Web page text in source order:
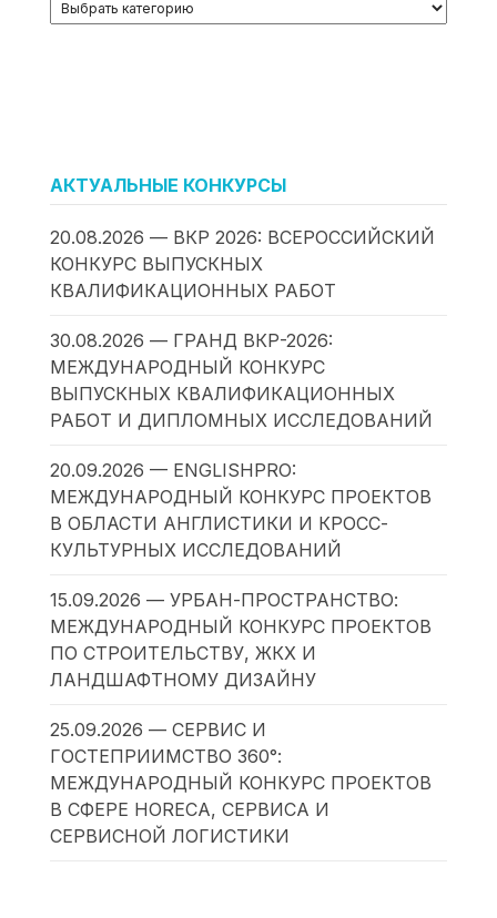
АКТУАЛЬНЫЕ КОНКУРСЫ
20.08.2026 — ВКР 2026: ВСЕРОССИЙСКИЙ
КОНКУРС ВЫПУСКНЫХ
КВАЛИФИКАЦИОННЫХ РАБОТ
30.08.2026 — ГРАНД ВКР-2026:
МЕЖДУНАРОДНЫЙ КОНКУРС
ВЫПУСКНЫХ КВАЛИФИКАЦИОННЫХ
РАБОТ И ДИПЛОМНЫХ ИССЛЕДОВАНИЙ
20.09.2026 — ENGLISHPRO:
МЕЖДУНАРОДНЫЙ КОНКУРС ПРОЕКТОВ
В ОБЛАСТИ АНГЛИСТИКИ И КРОСС-
КУЛЬТУРНЫХ ИССЛЕДОВАНИЙ
15.09.2026 — УРБАН-ПРОСТРАНСТВО:
МЕЖДУНАРОДНЫЙ КОНКУРС ПРОЕКТОВ
ПО СТРОИТЕЛЬСТВУ, ЖКХ И
ЛАНДШАФТНОМУ ДИЗАЙНУ
25.09.2026 — СЕРВИС И
ГОСТЕПРИИМСТВО 360°:
МЕЖДУНАРОДНЫЙ КОНКУРС ПРОЕКТОВ
В СФЕРЕ HORECA, СЕРВИСА И
СЕРВИСНОЙ ЛОГИСТИКИ